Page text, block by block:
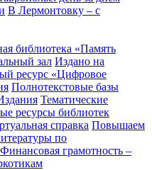
В Лермонтовку – с
библиотека «Память
зал Издано на
ресурс «Цифровое
Полнотекстовые базы
Тематические
ресурсы библиотек
справка Повышаем
по
Финансовая грамотность –